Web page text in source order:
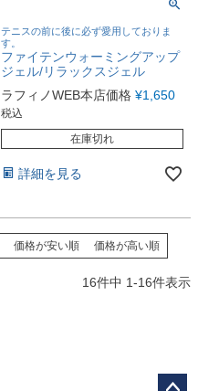
テニスの前に後に必ず愛用しておりま
す。
ファイテンウォーミングアップ
ジェル/リラックスジェル
ラフィノWEB本店価格 ¥1,650
税込
在庫切れ
詳細を見る
価格が安い順 価格が高い順
16件中 1-16件表示